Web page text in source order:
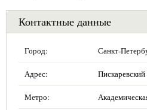
Контактные данные
Город: Санкт-
Адрес:
Метро: